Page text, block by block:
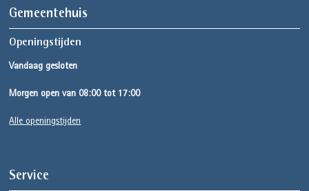
Gemeentehuis
Openingstijden
Vandaag gesloten
Morgen open van 08:00 tot 17:00
Alle openingstijden
Service